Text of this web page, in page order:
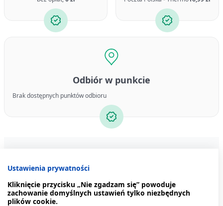
Odbiór w punkcie
Brak dostępnych punktów odbioru
Ustawienia prywatności
Kliknięcie przycisku „Nie zgadzam się” powoduje
zachowanie domyślnych ustawień tylko niezbędnych
plików cookie.